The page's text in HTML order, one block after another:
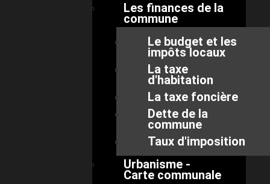
Les finances de la
commune
Le budget et les
impôts locaux
La taxe
d'habitation
La taxe foncière
Dette de la
commune
Taux d'imposition
Urbanisme -
Carte communale